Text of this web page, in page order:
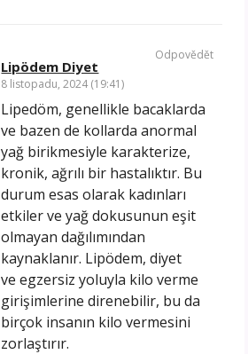
Lipödem Diyet
8 listopadu, 2024 (19:41)
Lipedöm, genellikle bacaklarda
ve bazen de kollarda anormal
yağ birikmesiyle karakterize,
kronik, ağrılı bir hastalıktır. Bu
durum esas olarak kadınları
etkiler ve yağ dokusunun eşit
olmayan dağılımından
kaynaklanır. Lipödem, diyet
ve egzersiz yoluyla kilo verme
girişimlerine direnebilir, bu da
birçok insanın kilo vermesini
zorlaştırır.
Odpovědět